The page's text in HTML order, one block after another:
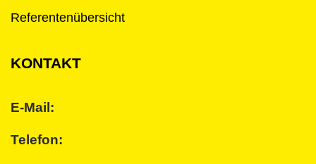
Referentenübersicht
KONTAKT
E-Mail:
Telefon: